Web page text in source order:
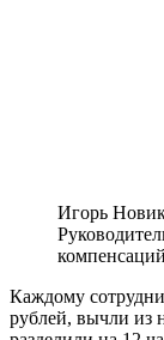
Игорь
Каждому
рублей, вычли из